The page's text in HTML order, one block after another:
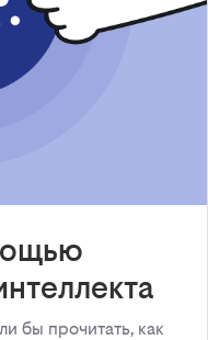
бы прочитать, как